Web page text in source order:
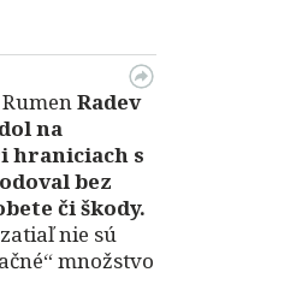
Radev
na
hraniciach s
bez
či škody.
nie sú
množstvo